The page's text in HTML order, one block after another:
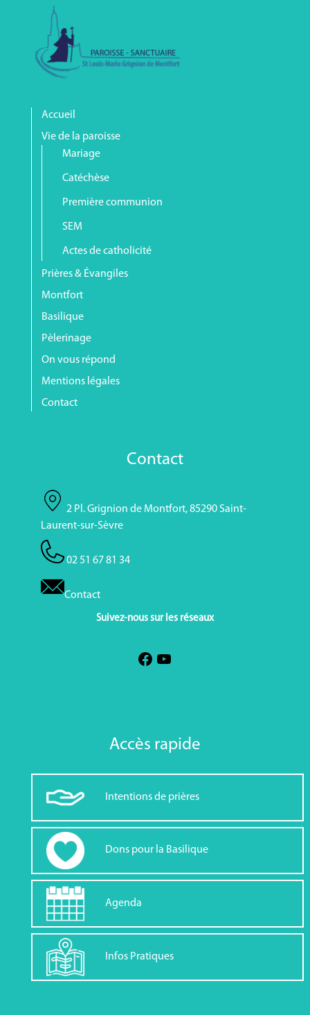
Accueil
Vie de la paroisse
Mariage
Catéchèse
Première communion
SEM
Actes de catholicité
Prières & Évangiles
Montfort
Basilique
Pèlerinage
On vous répond
Mentions légales
Contact
Contact
2 Pl. Grignion de Montfort, 85290 Saint-
Laurent-sur-Sèvre
02 51 67 81 34
Contact
Suivez-nous sur les réseaux
Accès rapide
Intentions de prières
Dons pour la Basilique
Agenda
Infos Pratiques